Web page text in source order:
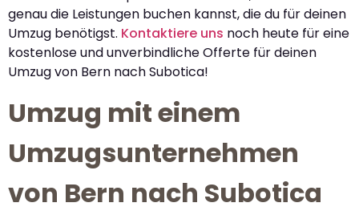
genau die Leistungen buchen kannst, die du für deinen
Umzug benötigst. Kontaktiere uns noch heute für eine
kostenlose und unverbindliche Offerte für deinen
Umzug von Bern nach Subotica!
Umzug mit einem
Umzugsunternehmen
von Bern nach Subotica